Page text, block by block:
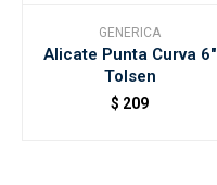
GENERICA
Alicate Punta Curva 6"
Tolsen
$ 209